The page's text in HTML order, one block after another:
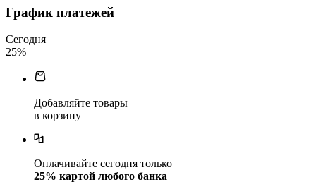
График платежей
Сегодня
25%
Добавляйте товары
в корзину
Оплачивайте сегодня только
25% картой любого банка